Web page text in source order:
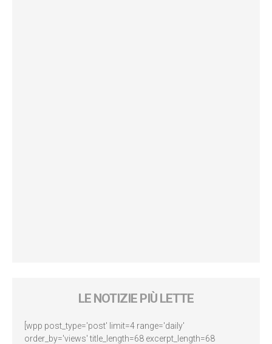
LE NOTIZIE PIÙ LETTE
[wpp post_type='post' limit=4 range='daily'
order_by='views' title_length=68 excerpt_length=68